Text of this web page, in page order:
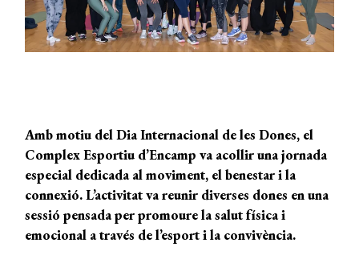
Amb motiu del Dia Internacional de les Dones, el
Complex Esportiu d’Encamp va acollir una jornada
especial dedicada al moviment, el benestar i la
connexió. L’activitat va reunir diverses dones en una
sessió pensada per promoure la salut física i
emocional a través de l’esport i la convivència.